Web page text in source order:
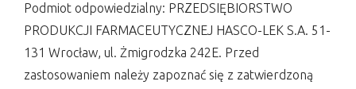
Podmiot odpowiedzialny: PRZEDSIĘBIORSTWO
PRODUKCJI FARMACEUTYCZNEJ HASCO-LEK S.A. 51-
131 Wrocław, ul. Żmigrodzka 242E. Przed
zastosowaniem należy zapoznać się z zatwierdzoną